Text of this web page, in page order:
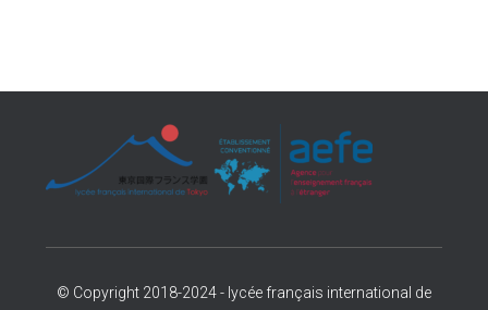
© Copyright 2018-2024 - lycée français international de